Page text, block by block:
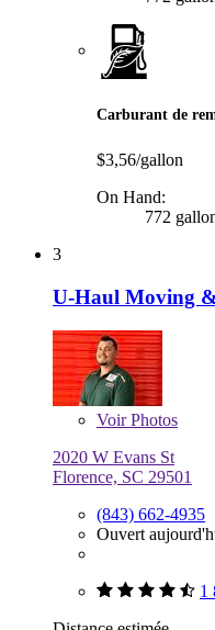
Carburant de
$3,56/gallon
On Hand:
772
3
U-Haul Moving
VoirPhotos
2020 W Evans St
Florence, SC 29501
(843) 662-4935
Ouvert
1